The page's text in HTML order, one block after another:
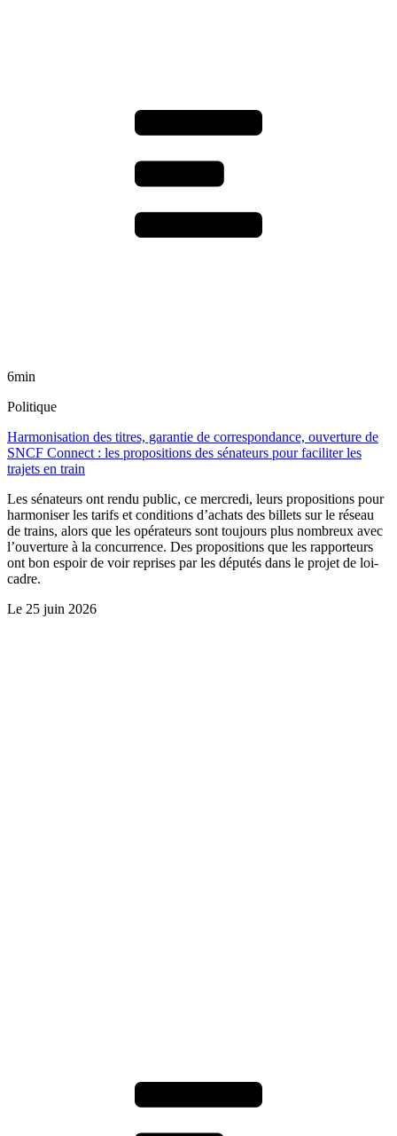
6min
Politique
Harmonisation des titres, garantie de correspondance, ouverture de
SNCF Connect : les propositions des sénateurs pour faciliter les
trajets en train
Les sénateurs ont rendu public, ce mercredi, leurs propositions pour
harmoniser les tarifs et conditions d’achats des billets sur le réseau
de trains, alors que les opérateurs sont toujours plus nombreux avec
l’ouverture à la concurrence. Des propositions que les rapporteurs
ont bon espoir de voir reprises par les députés dans le projet de loi-
cadre.
Le 25 juin 2026